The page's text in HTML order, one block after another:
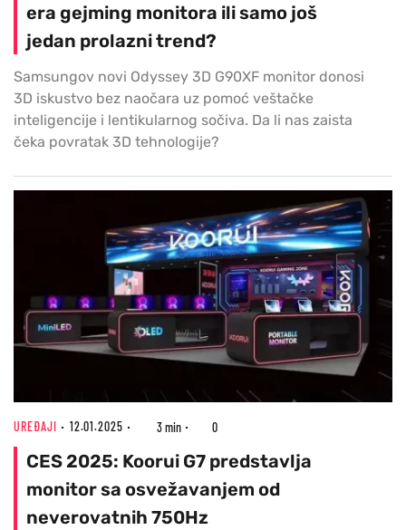
era gejming monitora ili samo još
jedan prolazni trend?
Samsungov novi Odyssey 3D G90XF monitor donosi
3D iskustvo bez naočara uz pomoć veštačke
inteligencije i lentikularnog sočiva. Da li nas zaista
čeka povratak 3D tehnologije?
UREĐAJI 12.01.2025 3 min 0
CES 2025: Koorui G7 predstavlja
monitor sa osvežavanjem od
neverovatnih 750Hz